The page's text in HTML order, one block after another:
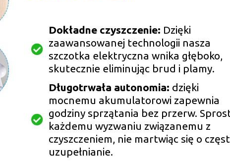
Dokładne czyszczenie: Dzięki
zaawansowanej technologii nasza
szczotka elektryczna wnika głęboko,
skutecznie eliminując brud i plamy.
Długotrwała autonomia: dzięki
mocnemu akumulatorowi zapewnia
godziny sprzątania bez przerw.
każdemu wyzwaniu związanemu z
czyszczeniem, nie martwiąc się o
uzupełnianie.